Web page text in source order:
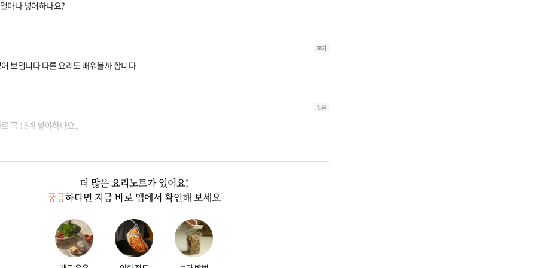
마나 넣어하나요?
후기
보입니다 다른 요리도 배워볼까 합니다
질문
꼭 16개 넣야하나요,,
더 많은 요리노트가 있어요!
궁금하다면 지금 바로 앱에서 확인해 보세요